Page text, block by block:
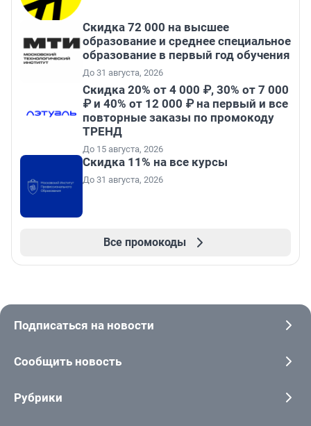
Скидка 72 000 на высшее
образование и среднее специальное
образование в первый год обучения
До 31 августа, 2026
Скидка 20% от 4 000 ₽, 30% от 7 000
₽ и 40% от 12 000 ₽ на первый и все
повторные заказы по промокоду
ТРЕНД
До 15 августа, 2026
Скидка 11% на все курсы
До 31 августа, 2026
Все промокоды
Подписаться на новости
Сообщить новость
Рубрики